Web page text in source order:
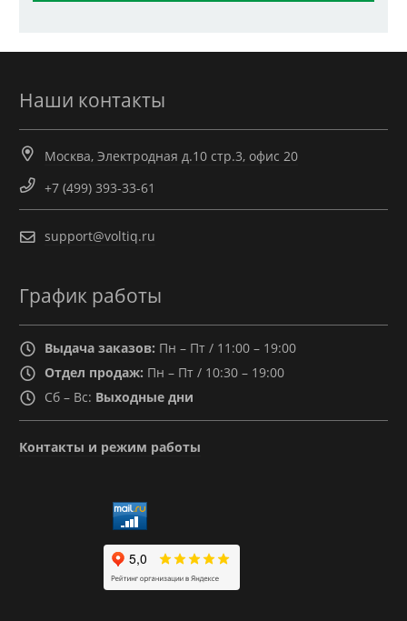
Наши контакты
Москва, Электродная д.10 стр.3, офис 20
+7 (499) 393-33-61
support@voltiq.ru
График работы
Выдача заказов: Пн – Пт / 11:00 – 19:00
Отдел продаж: Пн – Пт / 10:30 – 19:00
Сб – Вс: Выходные дни
Контакты и режим работы